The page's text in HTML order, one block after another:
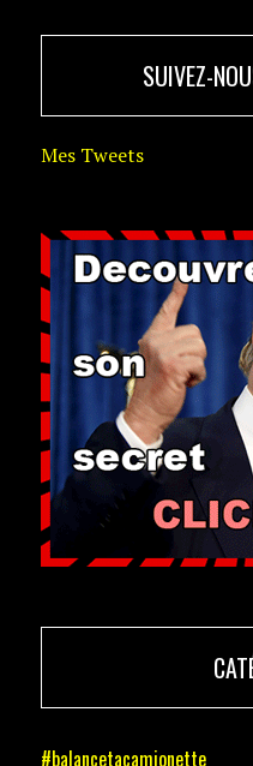
SUIVEZ-
Mes Tweets
#balancetacamionette